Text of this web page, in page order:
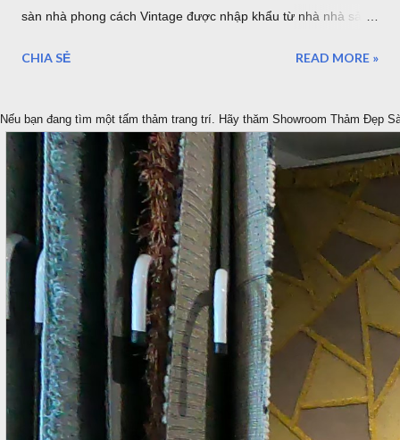
sàn nhà phong cách Vintage được nhập khẩu từ nhà nhà sản
chúng tôi là cung cấp những tâm thảm Vintage tốt nhất cho
kiếm ý tưởng, đặt hàng, tạo ra những thảm cổ điển VINTAGE
đẹp nhất được bán trực tiếp với mức giá tốt nhất được bảo
đảm thông qua, Showroom tại Quận 7 TPHCM và Website
chính thức của chúng tôi. Thảm Vintage Mã: OPUS_54219655
Mẫu Thảm Vintage Một sản phẩm thảm Vintage của Bỉ Ảnh
chuoj cận cảnh bề mặt và đế thảm 2. Mua Thảm Vintage ở
đâu tại TPHCM Nhiệm vụ và trách nhiệm của chúng tôi rất
nghiêm túc với từng sản phẩm mà chúng tôi cung cấp cho
khách hàng Việt Nam. Thảm Đẹp Sài Gòn tìm kiếm, chọn lọc
nhập về kho ...
CHIA SẺ READ MORE »
Nếu bạn đang tìm một tấm thảm trang trí. Hãy thăm Showroom Thảm Đẹp